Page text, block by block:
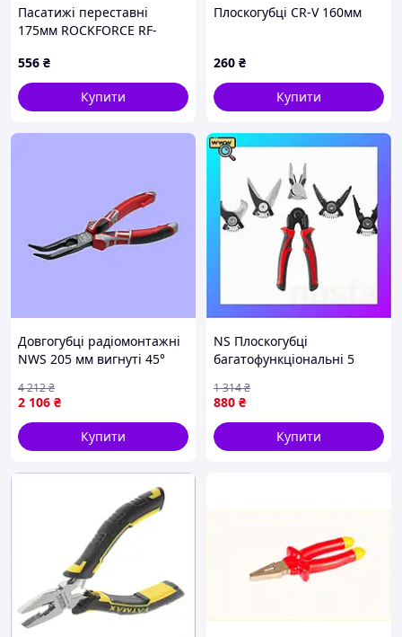
Пасатижі переставні
175мм ROCKFORCE RF-
556 ₴
Купити
Плоскогубці CR-V 160мм
260 ₴
Купити
Довгогубці радіомонтажні
NWS 205 мм вигнуті 45°
дроту та цвяхів
2 106 ₴
4 212₴
Купити
NS Плоскогубці
багатофункціональні 5
насадки, кейс, STORM
INTERTOOL NT-0115
Nes22/Q
880 ₴
1 314₴
Купити